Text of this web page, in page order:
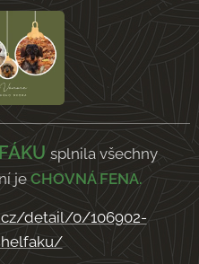
splnila všechny
je CHOVNÁ FENA.
detail/0/106902-